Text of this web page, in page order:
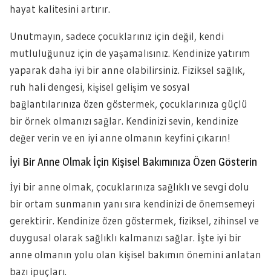
hayat kalitesini artırır.
Unutmayın, sadece çocuklarınız için değil, kendi
mutluluğunuz için de yaşamalısınız. Kendinize yatırım
yaparak daha iyi bir anne olabilirsiniz. Fiziksel sağlık,
ruh hali dengesi, kişisel gelişim ve sosyal
bağlantılarınıza özen göstermek, çocuklarınıza güçlü
bir örnek olmanızı sağlar. Kendinizi sevin, kendinize
değer verin ve en iyi anne olmanın keyfini çıkarın!
İyi Bir Anne Olmak İçin Kişisel Bakımınıza Özen Gösterin
İyi bir anne olmak, çocuklarınıza sağlıklı ve sevgi dolu
bir ortam sunmanın yanı sıra kendinizi de önemsemeyi
gerektirir. Kendinize özen göstermek, fiziksel, zihinsel ve
duygusal olarak sağlıklı kalmanızı sağlar. İşte iyi bir
anne olmanın yolu olan kişisel bakımın önemini anlatan
bazı ipuçları.